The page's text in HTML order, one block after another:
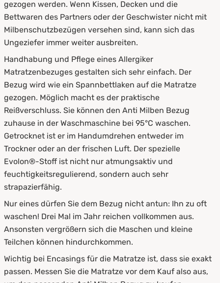
gezogen werden. Wenn Kissen, Decken und die
Bettwaren des Partners oder der Geschwister nicht mit
Milbenschutzbezügen versehen sind, kann sich das
Ungeziefer immer weiter ausbreiten.
Handhabung und Pflege eines Allergiker
Matratzenbezuges gestalten sich sehr einfach. Der
Bezug wird wie ein Spannbettlaken auf die Matratze
gezogen. Möglich macht es der praktische
Reißverschluss. Sie können den Anti Milben Bezug
zuhause in der Waschmaschine bei 95°C waschen.
Getrocknet ist er im Handumdrehen entweder im
Trockner oder an der frischen Luft. Der spezielle
Evolon®-Stoff ist nicht nur atmungsaktiv und
feuchtigkeitsregulierend, sondern auch sehr
strapazierfähig.
Nur eines dürfen Sie dem Bezug nicht antun: Ihn zu oft
waschen! Drei Mal im Jahr reichen vollkommen aus.
Ansonsten vergrößern sich die Maschen und kleine
Teilchen können hindurchkommen.
Wichtig bei Encasings für die Matratze ist, dass sie exakt
passen. Messen Sie die Matratze vor dem Kauf also aus,